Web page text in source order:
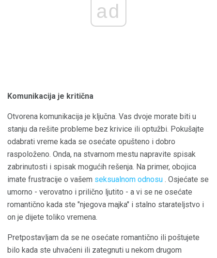
ad
Komunikacija je kritična
Otvorena komunikacija je ključna. Vas dvoje morate biti u
stanju da rešite probleme bez krivice ili optužbi. Pokušajte
odabrati vreme kada se osećate opušteno i dobro
raspoloženo. Onda, na stvarnom mestu napravite spisak
zabrinutosti i spisak mogućih rešenja. Na primer, obojica
imate frustracije o vašem seksualnom odnosu . Osjećate se
umorno - verovatno i prilično ljutito - a vi se ne osećate
romantično kada ste "njegova majka" i stalno starateljstvo i
on je dijete toliko vremena.
Pretpostavljam da se ne osećate romantično ili poštujete
bilo kada ste uhvaćeni ili zategnuti u nekom drugom